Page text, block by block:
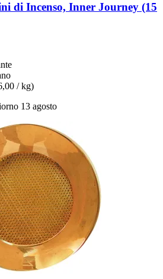
di Incenso, Inner Journey (15
/ kg)
13 agosto